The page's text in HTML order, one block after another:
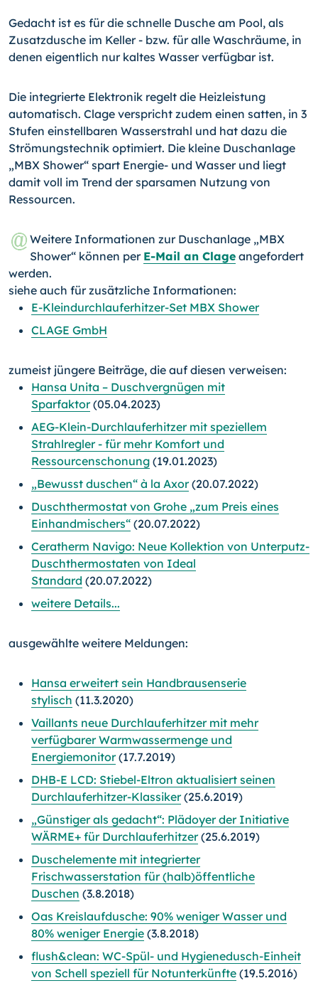
Gedacht ist es für die schnelle Dusche am Pool, als
Zusatzdusche im Keller - bzw. für alle Waschräume, in
denen eigentlich nur kaltes Wasser verfügbar ist.
Die integrierte Elektronik regelt die Heizleistung
automatisch. Clage verspricht zudem einen satten, in 3
Stufen einstellbaren Wasserstrahl und hat dazu die
Strömungstechnik optimiert. Die kleine Duschanlage
„MBX Shower“ spart Energie- und Wasser und liegt
damit voll im Trend der sparsamen Nutzung von
Ressourcen.
Weitere Informationen zur Duschanlage „MBX
Shower“ können per E-Mail an Clage angefordert
werden.
siehe auch für zusätzliche Informationen:
E-Kleindurchlauferhitzer-Set MBX Shower
CLAGE GmbH
zumeist jüngere Beiträge, die auf diesen verweisen:
Hansa Unita – Duschvergnügen mit
Sparfaktor(05.04.2023)
AEG-Klein-Durchlauferhitzer mit speziellem
Strahlregler - für mehr Komfort und
Ressourcenschonung (19.01.2023)
„Bewusst duschen“ à la Axor(20.07.2022)
Duschthermostat von Grohe „zum Preis eines
Einhandmischers“ (20.07.2022)
Ceratherm Navigo: Neue Kollektion von Unterputz-
Duschthermostaten von Ideal
Standard (20.07.2022)
weitere Details...
ausgewählte weitere Meldungen:
Hansa erweitert sein Handbrausenserie
stylisch (11.3.2020)
Vaillants neue Durchlauferhitzer mit mehr
verfügbarer Warmwassermenge und
Energiemonitor(17.7.2019)
DHB-E LCD: Stiebel-Eltron aktualisiert seinen
Durchlauferhitzer-Klassiker(25.6.2019)
„Günstiger als gedacht“: Plädoyer der Initiative
WÄRME+ für Durchlauferhitzer(25.6.2019)
Duschelemente mit integrierter
Frischwasserstation für (halb)öffentliche
Duschen (3.8.2018)
Oas Kreislaufdusche: 90% weniger Wasser und
80% weniger Energie (3.8.2018)
flush&clean: WC-Spül- und Hygienedusch-Einheit
von Schell speziell für Notunterkünfte (19.5.2016)